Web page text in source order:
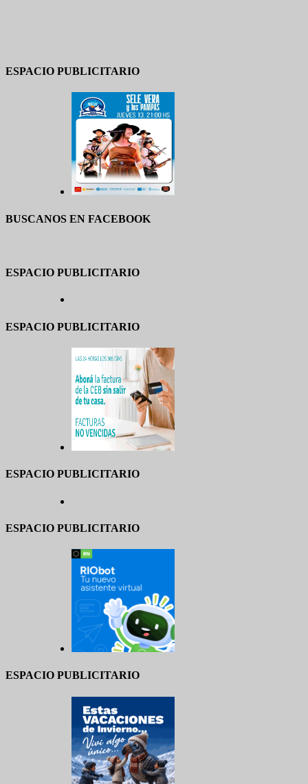
ESPACIO PUBLICITARIO
BUSCANOS EN FACEBOOK
ESPACIO PUBLICITARIO
ESPACIO PUBLICITARIO
ESPACIO PUBLICITARIO
ESPACIO PUBLICITARIO
ESPACIO PUBLICITARIO